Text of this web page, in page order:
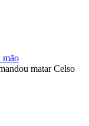
mão
matar Celso